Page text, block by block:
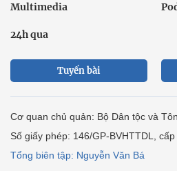
Multimedia
24h qua
Tuyến bài
Cơ quan chủ quản: Bộ Dân tộc và
Số giấy phép: 146/GP-BVHTTDL,
Tổng biên tập: Nguyễn Văn Bá